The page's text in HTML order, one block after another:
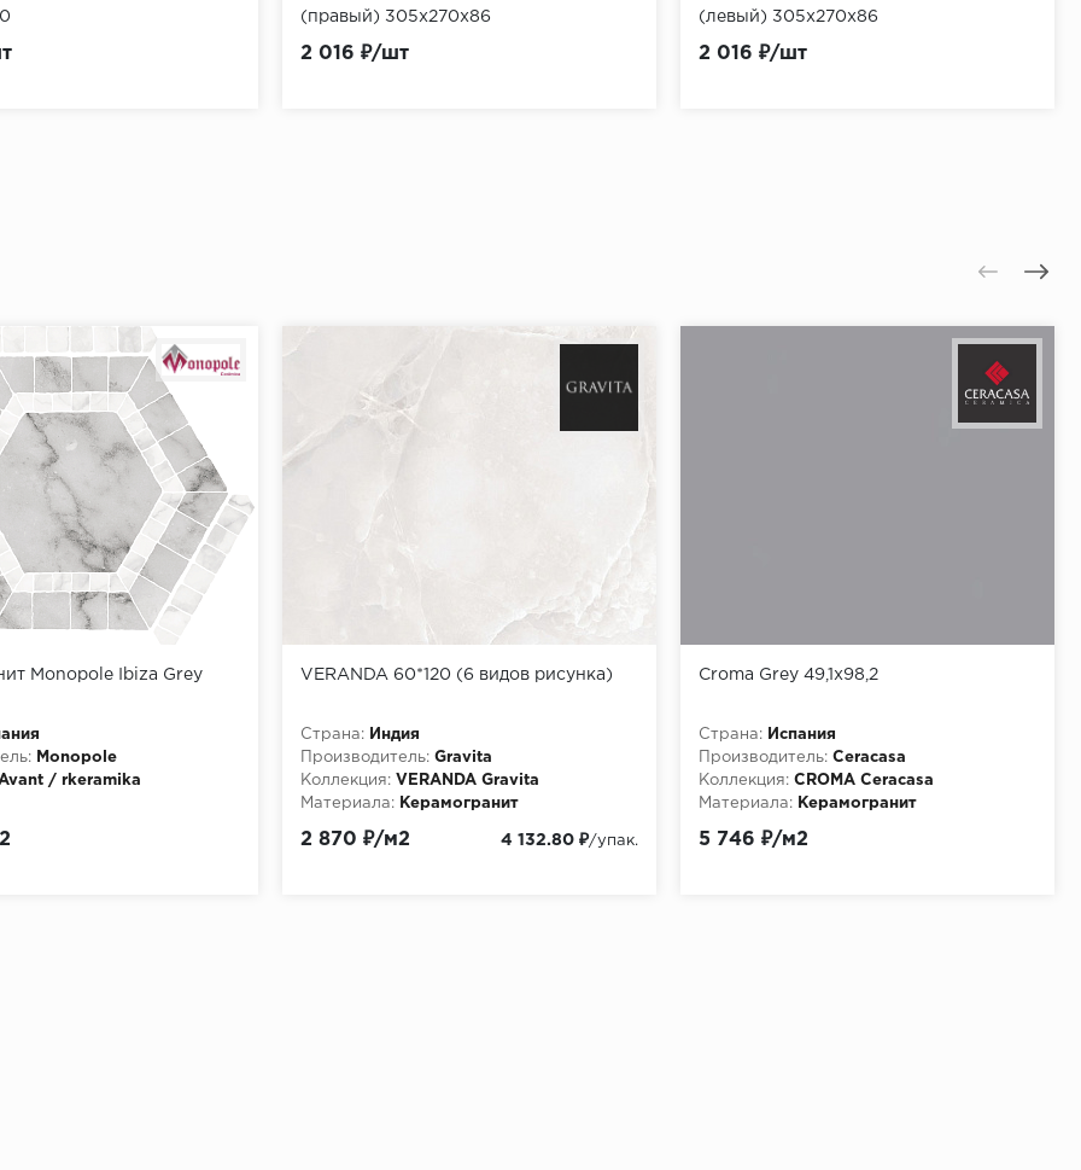
(правый) 305x270x86
2 016 ₽/шт
(левый) 305x270x86
2 016 ₽/шт
Monopole Ibiza Grey
Monopole
/ rkeramika
VERANDA 60*120 (6 видов рисунка)
Страна:
Индия
Производитель: Gravita
Коллекция: VERANDA Gravita
Материала:
Керамогранит
2 870 ₽/м2 4 132.80 ₽/упак.
Croma Grey 49,1x98,2
Страна:
Испания
Производитель: Ceracasa
Коллекция: CROMA Ceracasa
Материала:
Керамогранит
5 746 ₽/м2